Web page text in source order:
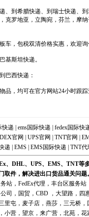
、到希腊快递、到瑞士快递、
克罗地亚，立陶宛，芬兰，摩
车，包税双清价格实惠，欢迎
基斯坦快递。
巴西快递：
品，均可在官方网站24小时跟
快递 ems国际快递
fedex国际快
官网 UPS官网 TNT官网
递 EMS EMS国际快递 TNT代
、DHL、UPS、EMS、TNT
取件，解决进出口货品通关问题
站 ， FedEx代理 ， 丰台区服务站
司 ，国贸，CBD ，大望路，
里屯，麦子店，燕莎，三元桥
小营，望京，来广营，北苑，